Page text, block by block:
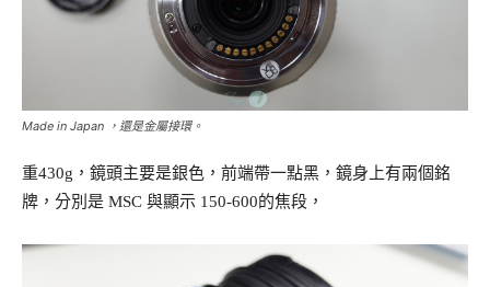
Made in Japan ，還是金屬接環。
重430g，鏡頭主要是銀色，前端帶一點黑，鏡身上有兩個銘
牌，分別是 MSC 與顯示 150-600的焦段，